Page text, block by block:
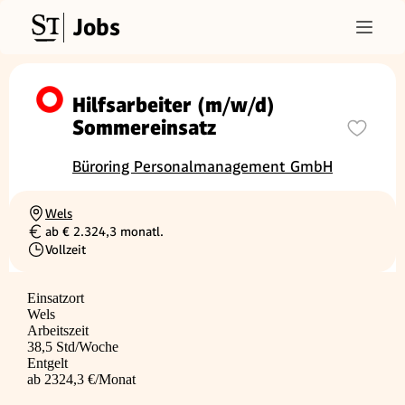
Jobs
Hilfsarbeiter (m/w/d)
Sommereinsatz
Büroring Personalmanagement GmbH
Ortschaft
Wels
Gehalt
ab € 2.324,3 monatl.
Beschäftigungsart
Vollzeit
Einsatzort
Wels
Arbeitszeit
38,5 Std/Woche
Entgelt
ab 2324,3 €/Monat